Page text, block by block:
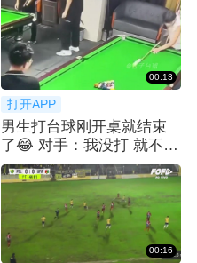
00:13
打开APP
男生打台球刚开桌就结束
了😂 对手：我没打 就不
AA了.....
00:16